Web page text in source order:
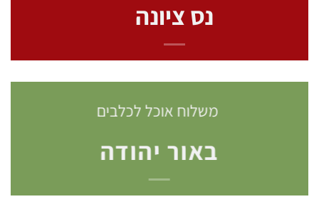
נס ציונה
באור יהודה